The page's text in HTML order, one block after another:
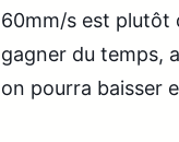
60mm/s est plutôt
gagner du temps,
on pourra baisser